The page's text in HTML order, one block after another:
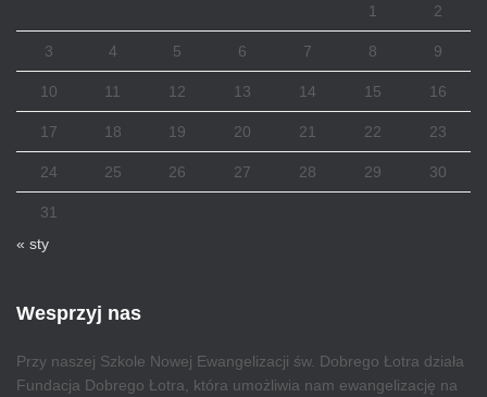
1 2
3 4 5 6 7 8 9
10 11 12 13 14 15 16
17 18 19 20 21 22 23
24 25 26 27 28 29 30
31
« sty
Wesprzyj nas
Przy naszej Szkole Nowej Ewangelizacji św. Dobrego Łotra działa
Fundacja Dobrego Łotra, która umożliwia nam ewangelizację na